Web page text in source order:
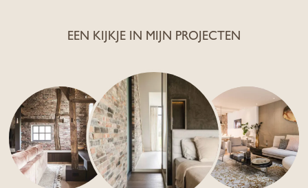
EEN KIJKJE IN MIJN PROJECTEN